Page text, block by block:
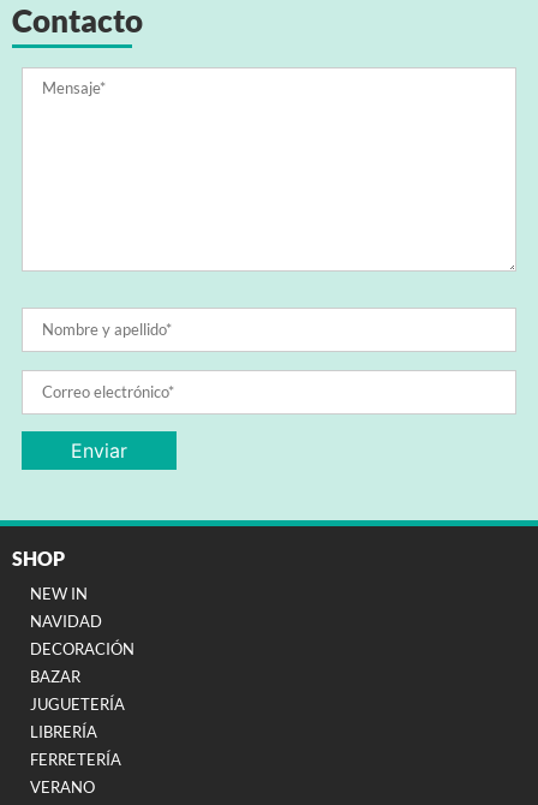
Contacto
SHOP
NEW IN
NAVIDAD
DECORACIÓN
BAZAR
JUGUETERÍA
LIBRERÍA
FERRETERÍA
VERANO